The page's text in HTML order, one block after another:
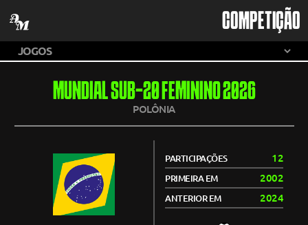
COMPETIÇÃO
MUNDIAL SUB-20 FEMININO 2026
POLÔNIA
PARTICIPAÇÕES 12
PRIMEIRA EM 2002
ANTERIOR EM 2024